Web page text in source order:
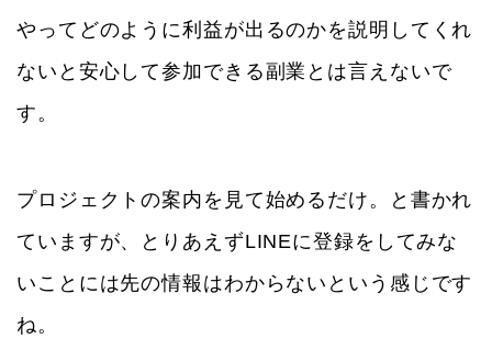
やってどのように利益が出るのかを説明してくれ
ないと安心して参加できる副業とは言えないで
す。
プロジェクトの案内を見て始めるだけ。と書かれ
ていますが、とりあえずLINEに登録をしてみな
いことには先の情報はわからないという感じです
ね。